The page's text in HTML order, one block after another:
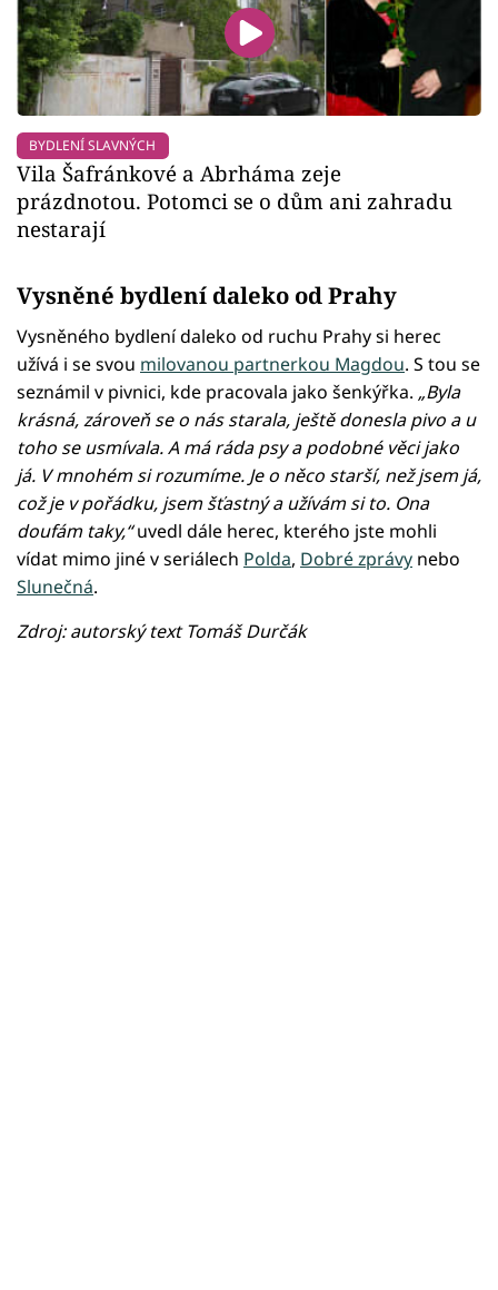
BYDLENÍ SLAVNÝCH
Vila Šafránkové a Abrháma zeje
prázdnotou. Potomci se o dům ani zahradu
nestarají
Vysněné bydlení daleko od Prahy
Vysněného bydlení daleko od ruchu Prahy si herec
užívá i se svou milovanou partnerkou Magdou. S tou se
seznámil v pivnici, kde pracovala jako šenkýřka. „Byla
krásná, zároveň se o nás starala, ještě donesla pivo a u
toho se usmívala. A má ráda psy a podobné věci jako
já. V mnohém si rozumíme. Je o něco starší, než jsem já,
což je v pořádku, jsem šťastný a užívám si to. Ona
doufám taky,“uvedl dále herec, kterého jste mohli
vídat mimo jiné v seriálech Polda, Dobré zprávy nebo
Slunečná.
Zdroj: autorský text Tomáš Durčák